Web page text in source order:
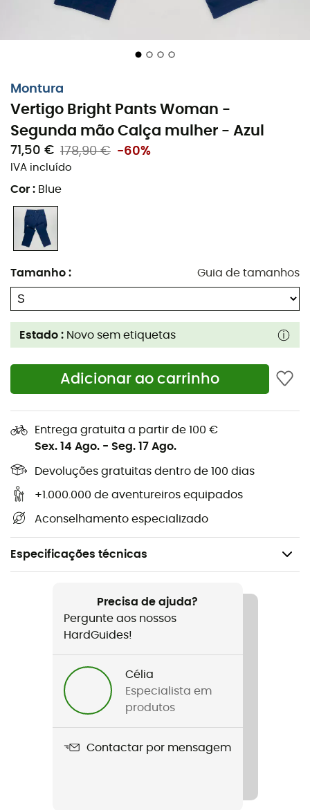
Montura
Vertigo Bright Pants Woman -
Segunda mão Calça mulher - Azul
71,50 € 178,90 € -60%
IVA incluído
Cor : Blue
Tamanho : Guia de tamanhos
Estado : Novo sem etiquetas
Adicionar ao carrinho
Entrega gratuita a partir de 100 €
Sex. 14 Ago. - Seg. 17 Ago.
Devoluções gratuitas dentro de 100 dias
+1.000.000 de aventureiros equipados
Aconselhamento especializado
Especificações técnicas
Nome do produto
Second hand
Novo sem etiquetas
Precisa de ajuda?
Pergunte aos nossos
HardGuides!
Célia
Especialista em
produtos
Contactar por mensagem